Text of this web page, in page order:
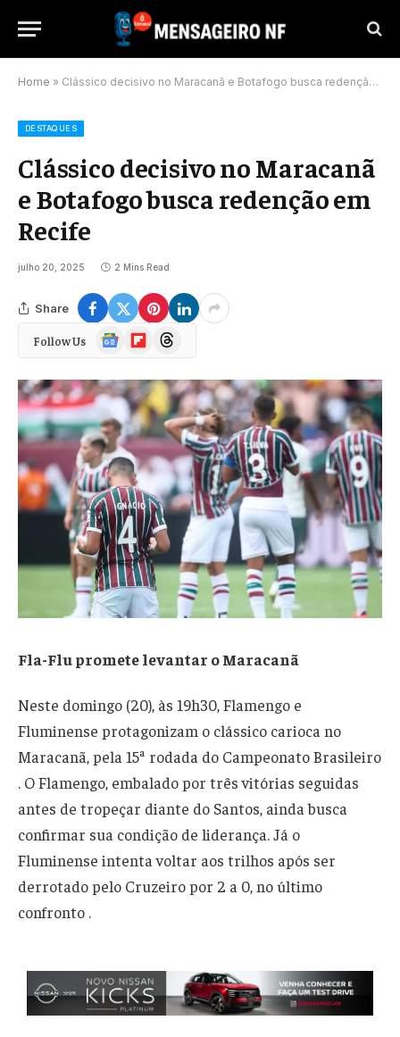
Home » Clássico decisivo no Maracanã e Botafogo busca redenção em Recife
DESTAQUES
Clássico decisivo no Maracanã
e Botafogo busca redenção em
Recife
julho 20, 2025 2 Mins Read
Share
Follow Us
Google
News
FlipboardThreads
Fla-Flu promete levantar o Maracanã
Neste domingo (20), às 19h30, Flamengo e
Fluminense protagonizam o clássico carioca no
Maracanã, pela 15ª rodada do Campeonato Brasileiro
. O Flamengo, embalado por três vitórias seguidas
antes de tropeçar diante do Santos, ainda busca
confirmar sua condição de liderança. Já o
Fluminense intenta voltar aos trilhos após ser
derrotado pelo Cruzeiro por 2 a 0, no último
confronto .